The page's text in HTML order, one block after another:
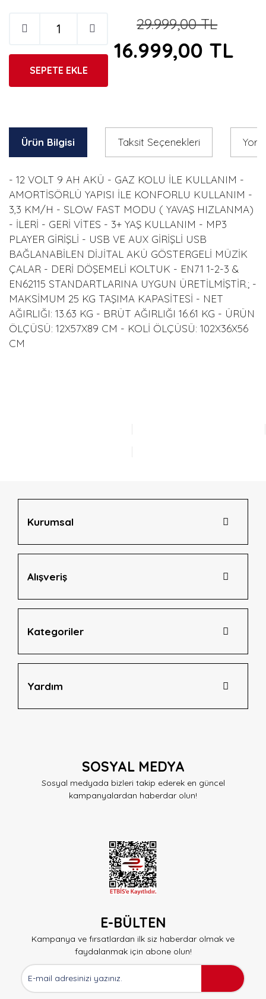
29.999,00 TL
16.999,00 TL
SEPETE EKLE
Ürün Bilgisi Taksit Seçenekleri
- 12 VOLT 9 AH AKÜ - GAZ KOLU İLE KULLANIM -
AMORTİSÖRLÜ YAPISI İLE KONFORLU KULLANIM -
3,3 KM/H - SLOW FAST MODU ( YAVAŞ HIZLANMA)
- İLERİ - GERİ VİTES - 3+ YAŞ KULLANIM - MP3
PLAYER GİRİŞLİ - USB VE AUX GİRİŞLİ USB
BAĞLANABİLEN DİJİTAL AKÜ GÖSTERGELİ MÜZİK
ÇALAR - DERİ DÖŞEMELİ KOLTUK - EN71 1-2-3 &
EN62115 STANDARTLARINA UYGUN ÜRETİLMİŞTİR.; -
MAKSİMUM 25 KG TAŞIMA KAPASİTESİ - NET
AĞIRLIĞI: 13.63 KG - BRÜT AĞIRLIĞI 16.61 KG - ÜRÜN
ÖLÇÜSÜ: 12X57X89 CM - KOLİ ÖLÇÜSÜ: 102X36X56
CM
Ürün açıklamasında eksik bilgiler bulunuyor.
Kurumsal
Alışveriş
Kategoriler
Yardım
SOSYAL MEDYA
Sosyal medyada bizleri takip ederek en güncel
kampanyalardan haberdar olun!
E-BÜLTEN
Kampanya ve fırsatlardan ilk siz haberdar olmak ve
faydalanmak için abone olun!